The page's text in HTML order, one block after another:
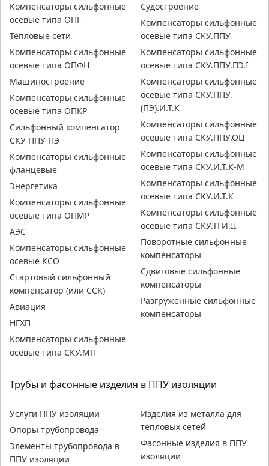
Компенсаторы сильфонные
осевые типа ОПГ
Тепловые сети
Компенсаторы сильфонные
осевые типа ОПФН
Машиностроение
Компенсаторы сильфонные
осевые типа ОПКР
Сильфонный компенсатор
СКУ ППУ ПЭ
Компенсаторы сильфонные
фланцевые
Энергетика
Компенсаторы сильфонные
осевые типа ОПМР
АЭС
Компенсаторы сильфонные
осевые КСО
Стартовый сильфонный
компенсатор (или ССК)
Авиация
НГХП
Компенсаторы сильфонные
осевые типа СКУ.МП
Судостроение
Компенсаторы сильфонные
осевые типа СКУ.ППУ
Компенсаторы сильфонные
осевые типа СКУ.ППУ.ПЭ.I
Компенсаторы сильфонные
осевые типа СКУ.ППУ.
(ПЭ).И.Т.К
Компенсаторы сильфонные
осевые типа СКУ.ППУ.ОЦ
Компенсаторы сильфонные
осевые типа СКУ.И.Т.К-М
Компенсаторы сильфонные
осевые типа СКУ.И.Т.К
Компенсаторы сильфонные
осевые типа СКУ.ТГИ.II
Поворотные сильфонные
компенсаторы
Сдвиговые сильфонные
компенсаторы
Разгруженные сильфонные
компенсаторы
Трубы и фасонные изделия в ППУ изоляции
Услуги ППУ изоляции
Опоры трубопровода
Элементы трубопровода в
ППУ изоляции
Изделия из металла для
тепловых сетей
Фасонные изделия в ППУ
изоляции